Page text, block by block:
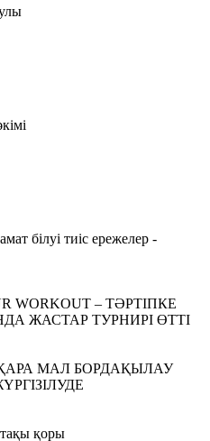
білуі тиіс ережелер -
– ТӘРТІПКЕ
ЖАСТАР ТУРНИРІ ӨТТІ
МАЛ БОРДАҚЫЛАУ